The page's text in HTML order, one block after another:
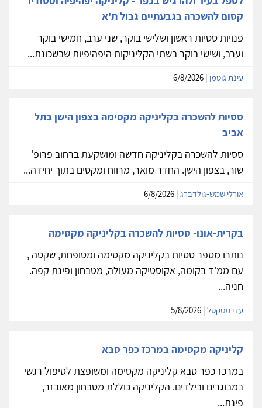
קסום להשכרה בגבעתיים גבול ת'א
פנויות ססיות ראשון ושלישי בוקר, שני ערב, חמישי בוקר
וערב, ושישי בוקר בשתי הקליניקות היפהיפיות שבשכונת...
עינת גוטמן
ססיות להשכרה בקליניקה מקסימה בצפון הישן בתל
אביב
ססיות להשכרה בקליניקה חדשה ומושקעת ברחוב פרופ'
שור, בצפון הישן. החדר מואר, מרווח ומקסים בתוך יחידה...
אורלי שמש-גולדברג
בקרית-אונו- ססיות להשכרה בקליניקה מקסימה
נותרו מספר ססיות בקליניקה מקסימה ומטופחת, שקטה ,
עם ממ'ד בקומה, אקוסטיקה מעולה, מטבחון ופינת קפה.
חניה...
עדי מסקטל
קליניקה מקסימה במרכז כפר סבא
במרכז כפר סבא קליניקה מקסימה ומשופצת לטיפול רגשי
במבוגרים ובילדים. הקליניקה כוללת מטבחון מאובזר,
פינת...